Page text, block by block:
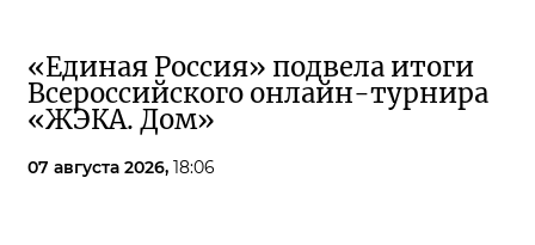
«Единая Россия» подвела итоги
Всероссийского онлайн-турнира
«ЖЭКА. Дом»
07 августа 2026, 18:06